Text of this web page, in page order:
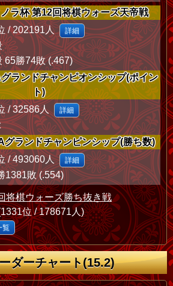
ラ杯 第12回将棋ウォーズ天帝戦
/ 202191人 詳細
65勝74敗 (.467)
ランドチャンピオンシップ(ポイン
ト)
/ 32586人 詳細
ランドチャンピンシップ(勝ち数)
/ 493060人 詳細
1381敗 (.554)
将棋ウォーズ勝ち抜き戦
位 / 178671人)
覧
ダーチャート(15.2)